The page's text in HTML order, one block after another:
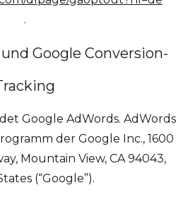
.
Google Conversion-
Google AdWords. AdWords
der Google Inc., 1600
Mountain View, CA 94043,
(“Google”).